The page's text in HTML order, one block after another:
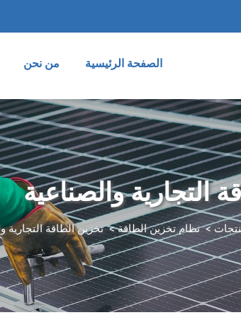
الصفحة الرئيسية من نحن
التجارية والصناعية
>نظام تخزين الطاقة>تخزين الطاقة التجارية